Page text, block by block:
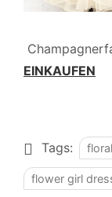
EINKAUFEN
Tags:
flower girl